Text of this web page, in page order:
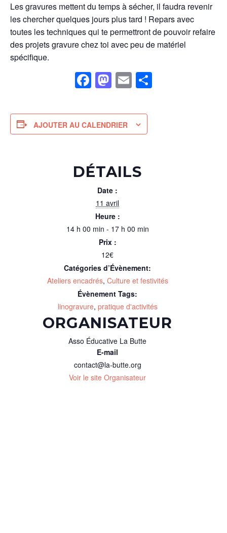
Les gravures mettent du temps à sécher, il faudra revenir
les chercher quelques jours plus tard ! Repars avec
toutes les techniques qui te permettront de pouvoir refaire
des projets gravure chez toi avec peu de matériel
spécifique.
Facebook
Mastodon
Email
AJOUTER AU CALENDRIER
DÉTAILS
Date :
11 avril
Heure :
14 h 00 min - 17 h 00 min
Prix :
12€
Catégories d’Évènement:
Ateliers encadrés, Culture et festivités
Évènement Tags:
linogravure, pratique d'activités
ORGANISATEUR
Asso Éducative La Butte
E-mail
contact@la-butte.org
Voir le site Organisateur